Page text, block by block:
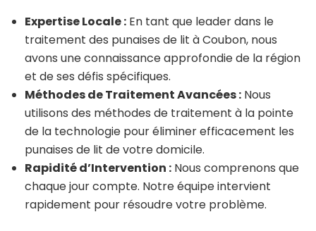
Expertise Locale : En tant que leader dans le
traitement des punaises de lit à Coubon, nous
avons une connaissance approfondie de la région
et de ses défis spécifiques.
Méthodes de Traitement Avancées : Nous
utilisons des méthodes de traitement à la pointe
de la technologie pour éliminer efficacement les
punaises de lit de votre domicile.
Rapidité d’Intervention : Nous comprenons que
chaque jour compte. Notre équipe intervient
rapidement pour résoudre votre problème.